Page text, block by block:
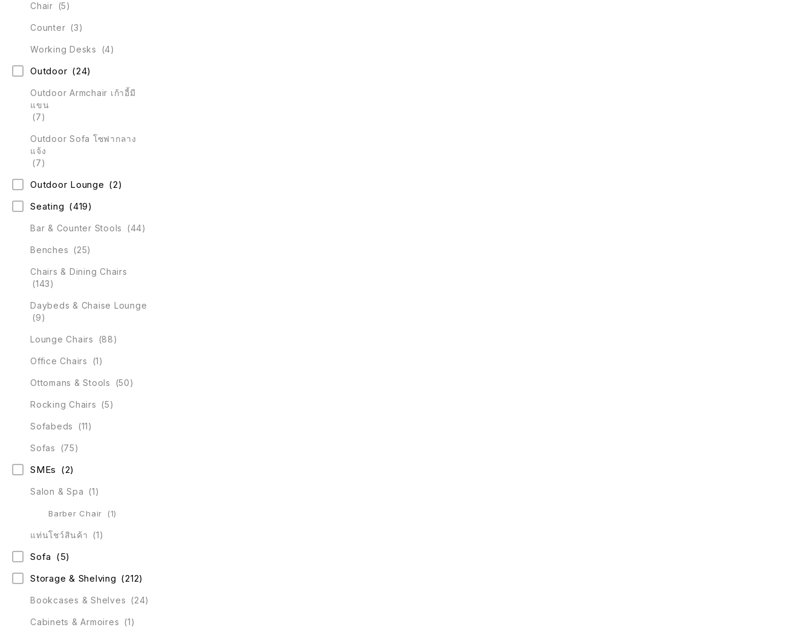
Chair (5)
Counter (3)
Working Desks (4)
Outdoor (24)
Outdoor Armchair เก้าอี้มี
แขน
(7)
Outdoor Sofa โซฟากลาง
แจ้ง
(7)
Outdoor Lounge (2)
Seating (419)
Bar & Counter Stools (44)
Benches (25)
Chairs & Dining Chairs
(143)
Daybeds & Chaise Lounge
(9)
Lounge Chairs (88)
Office Chairs (1)
Ottomans & Stools (50)
Rocking Chairs (5)
Sofabeds (11)
Sofas (75)
SMEs (2)
Salon & Spa (1)
Barber Chair (1)
แท่นโชว์สินค้า (1)
Sofa (5)
Storage & Shelving (212)
Bookcases & Shelves (24)
Cabinets & Armoires (1)